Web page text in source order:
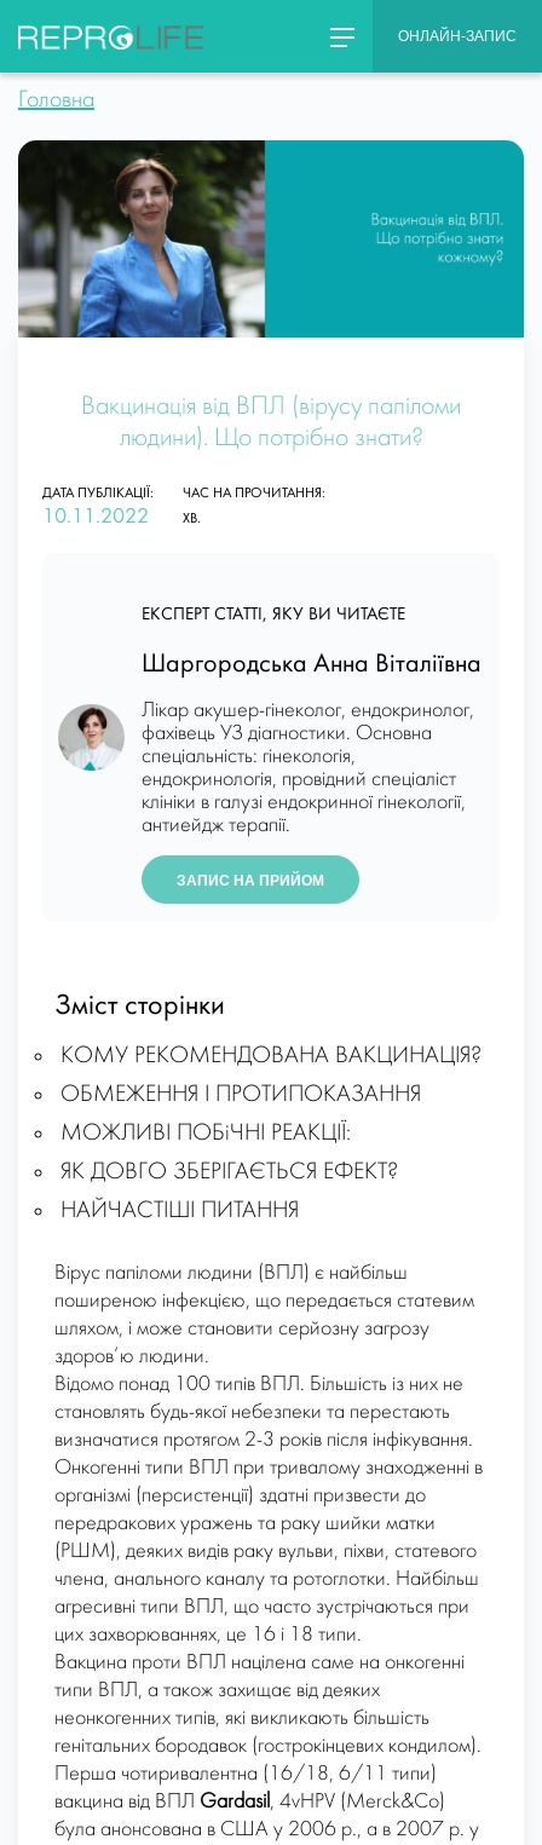
content
ОНЛАЙН-ЗАПИС
Головна
Вакцинація від ВПЛ (вірусу папіломи
людини). Що потрібно знати?
ДАТА ПУБЛІКАЦІЇ:
10.11.2022
ЧАС НА ПРОЧИТАННЯ:
ХВ.
ЕКСПЕРТ СТАТТІ, ЯКУ ВИ ЧИТАЄТЕ
Шаргородська Анна Віталіївна
Лікар акушер-гінеколог, ендокринолог,
фахівець УЗ діагностики. Основна
спеціальність: гінекологія,
ендокринологія, провідний спеціаліст
клініки в галузі ендокринної гінекології,
антиейдж терапії.
ЗАПИС НА ПРИЙОМ
Зміст сторінки
КОМУ РЕКОМЕНДОВАНА ВАКЦИНАЦІЯ?
ОБМЕЖЕННЯ І ПРОТИПОКАЗАННЯ
МОЖЛИВІ ПОБіЧНІ РЕАКЦІЇ:
ЯК ДОВГО ЗБЕРІГАЄТЬСЯ ЕФЕКТ?
НАЙЧАСТІШІ ПИТАННЯ
Вірус папіломи людини (ВПЛ) є найбільш
поширеною інфекцією, що передається статевим
шляхом, і може становити серйозну загрозу
здоров’ю людини.
Відомо понад 100 типів ВПЛ. Більшість із них не
становлять будь-якої небезпеки та перестають
визначатися протягом 2-3 років після інфікування.
Онкогенні типи ВПЛ при тривалому знаходженні в
організмі (персистенції) здатні призвести до
передракових уражень та раку шийки матки
(РШМ), деяких видів раку вульви, піхви, статевого
члена, анального каналу та ротоглотки. Найбільш
агресивні типи ВПЛ, що часто зустрічаються при
цих захворюваннях, це 16 і 18 типи.
Вакцина проти ВПЛ націлена саме на онкогенні
типи ВПЛ, а також захищає від деяких
неонкогенних типів, які викликають більшість
генітальних бородавок (гострокінцевих кондилом).
Перша чотиривалентна (16/18, 6/11 типи)
вакцина від ВПЛ Gardasil , 4vHPV (Merck&Co)
була анонсована в США у 2006 р., а в 2007 р. у